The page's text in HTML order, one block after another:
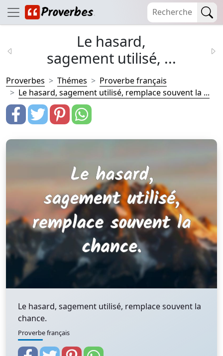
Le hasard,
sagement utilisé, ...
Proverbes Thémes
Proverbe français
Le hasard, sagement utilisé, remplace souvent la ...
Le hasard, sagement utilisé, remplace souvent la
chance.
Proverbe français